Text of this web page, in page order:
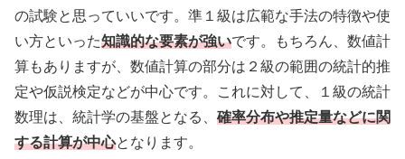
の試験と思っていいです。準１級は広範な手法の特徴や使
い方といった知識的な要素が強いです。もちろん、数値計
算もありますが、数値計算の部分は２級の範囲の統計的推
定や仮説検定などが中心です。これに対して、１級の統計
数理は、統計学の基盤となる、 確率分布や推定量などに関
する計算が中心となります。